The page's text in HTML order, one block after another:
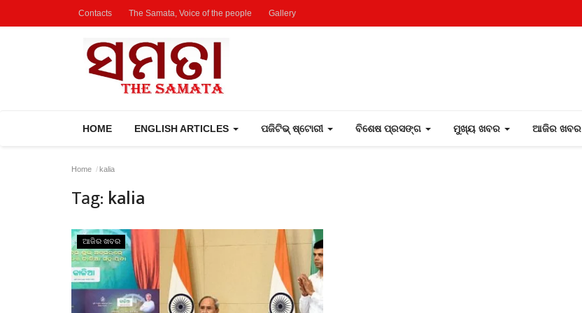
Contacts The Samata, Voice of the people Gallery
HOME ENGLISH ARTICLES ପଜିଟିଭ୍ ଷ୍ଟୋରୀ ବିଶେଷ ପ୍ରସଙ୍ଗ ମୁଖ୍ୟ ଖବର ଆଜିର ଖବର
Home kalia
Tag: kalia
ଆଜିର ଖବର